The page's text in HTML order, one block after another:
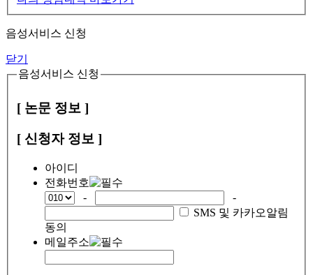
음성서비스 신청
닫기
음성서비스 신청
[ 논문 정보 ]
[ 신청자 정보 ]
아이디
전화번호
-
-
SMS 및 카카오알림
동의
메일주소